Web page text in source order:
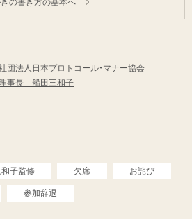
社団法人日本プロトコール・マナー協会
事長 船田三和子
子監修 欠席 お詫び
参加辞退